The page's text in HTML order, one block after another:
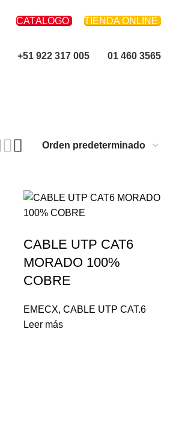
CATÁLOGO TIENDA ONLINE
+51 922 317 005 01 460 3565
CABLE UTP CAT6
MORADO 100%
COBRE
EMECX, CABLE UTP CAT.6
Leer más